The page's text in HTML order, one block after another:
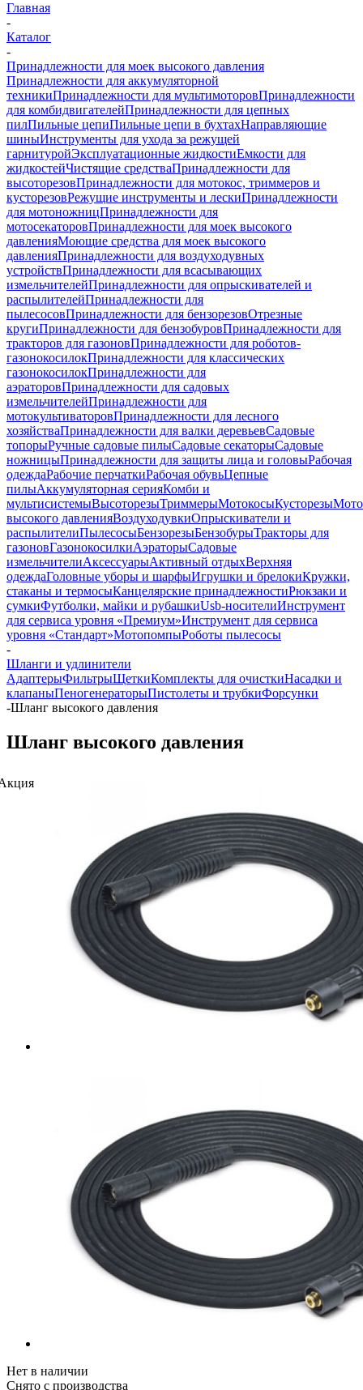
Главная
-
Каталог
-
Принадлежности для моек высокого давления
Принадлежности для аккумуляторной
техникиПринадлежности для мультимоторовПринадлежности
для комбидвигателейПринадлежности для цепных
пилПильные цепиПильные цепи в бухтахНаправляющие
шиныИнструменты для ухода за режущей
гарнитуройЭксплуатационные жидкостиЕмкости для
жидкостейЧистящие средстваПринадлежности для
высоторезовПринадлежности для мотокос, триммеров и
кусторезовРежущие инструменты и лескиПринадлежности
для мотоножницПринадлежности для
мотосекаторовПринадлежности для моек высокого
давленияМоющие средства для моек высокого
давленияПринадлежности для воздуходувных
устройствПринадлежности для всасывающих
измельчителейПринадлежности для опрыскивателей и
распылителейПринадлежности для
пылесосовПринадлежности для бензорезовОтрезные
кругиПринадлежности для бензобуровПринадлежности для
тракторов для газоновПринадлежности для роботов-
газонокосилокПринадлежности для классических
газонокосилокПринадлежности для
аэраторовПринадлежности для садовых
измельчителейПринадлежности для
мотокультиваторовПринадлежности для лесного
хозяйстваПринадлежности для валки деревьевСадовые
топорыРучные садовые пилыСадовые секаторыСадовые
ножницыПринадлежности для защиты лица и головыРабочая
одеждаРабочие перчаткиРабочая обувьЦепные
пилыАккумуляторная серияКомби и
мультисистемыВысоторезыТриммерыМотокосыКусторезы
высокого давленияВоздуходувкиОпрыскиватели и
распылителиПылесосыБензорезыБензобурыТракторы для
газоновГазонокосилкиАэраторыСадовые
измельчителиАксессуарыАктивный отдыхВерхняя
одеждаГоловные уборы и шарфыИгрушки и брелокиКружки,
стаканы и термосыКанцелярские принадлежностиРюкзаки и
сумкиФутболки, майки и рубашкиUsb-носителиИнструмент
для сервиса уровня «Премиум»Инструмент для сервиса
уровня «Стандарт»МотопомпыРоботы пылесосы
-
Шланги и удлинители
АдаптерыФильтрыЩеткиКомплекты для очисткиНасадки и
клапаныПеногенераторыПистолеты и трубкиФорсунки
-Шланг высокого давления
Шланг высокого давления
Нет в наличии
Снято с производства